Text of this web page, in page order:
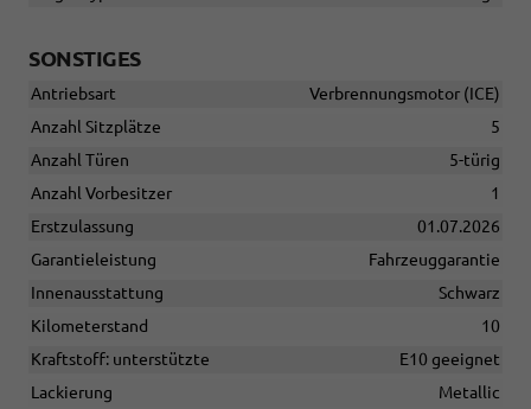
SONSTIGES
Antriebsart
Verbrennungsmotor (ICE)
Anzahl Sitzplätze
5
Anzahl Türen
5-türig
Anzahl Vorbesitzer
1
Erstzulassung
01.07.2026
Garantieleistung
Fahrzeuggarantie
Innenausstattung
Schwarz
Kilometerstand
10
Kraftstoff: unterstützte
E10 geeignet
Lackierung
Metallic